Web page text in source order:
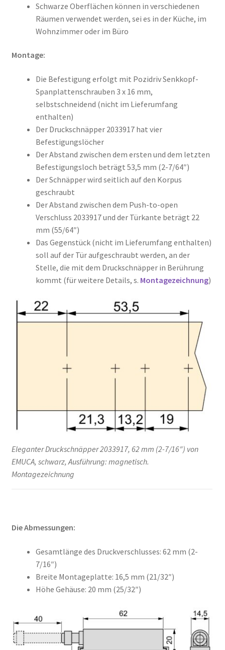
Schwarze Oberflächen können in verschiedenen
Räumen verwendet werden, sei es in der Küche, im
Wohnzimmer oder im Büro
Montage:
Die Befestigung erfolgt mit Pozidriv Senkkopf-
Spanplattenschrauben 3 x 16 mm,
selbstschneidend (nicht im Lieferumfang
enthalten)
Der Druckschnäpper 2033917 hat vier
Befestigungslöcher
Der Abstand zwischen dem ersten und dem letzten
Befestigungsloch beträgt 53,5 mm (2-7/64″)
Der Schnäpper wird seitlich auf den Korpus
geschraubt
Der Abstand zwischen dem Push-to-open
Verschluss 2033917 und der Türkante beträgt 22
mm (55/64″)
Das Gegenstück (nicht im Lieferumfang enthalten)
soll auf der Tür aufgeschraubt werden, an der
Stelle, die mit dem Druckschnäpper in Berührung
kommt (für weitere Details, s. Montagezeichnung)
Eleganter Druckschnäpper 2033917, 62 mm (2-7/16″) von
EMUCA, schwarz, Ausführung: magnetisch.
Montagezeichnung
Die Abmessungen:
Gesamtlänge des Druckverschlusses: 62 mm (2-
7/16″)
Breite Montageplatte: 16,5 mm (21/32″)
Höhe Gehäuse: 20 mm (25/32″)